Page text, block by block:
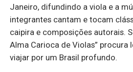
Janeiro, difundindo a viola e a
integrantes cantam e tocam
caipira e composições autorais.
Alma Carioca de Violas” procura
viajar por um Brasil profundo.